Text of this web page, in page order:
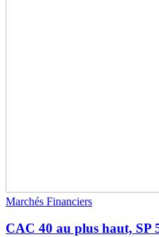
Marchés Financiers
CAC 40 au plus haut, SP